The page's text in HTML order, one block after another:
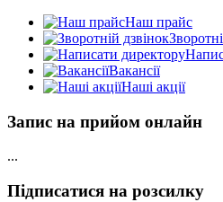
Наш прайс
Вакансії
Наші акції
Запис на прийом онлайн
...
Підписатися на розсилку